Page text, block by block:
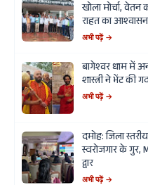
खोला मोर्चा,
राहत का आश्वासन
अभी पढ़ें →
बागेश्वर धाम में
शास्त्री ने भेंट
अभी पढ़ें →
दमोह: जिला
स्वरोजगार के
द्वार
अभी पढ़ें →